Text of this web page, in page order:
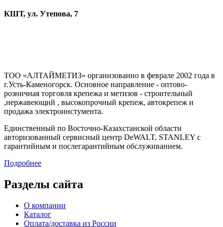
КШТ, ул. Утепова, 7
ТОО «АЛТАЙМЕТИЗ» организованно в феврале 2002 года в
г.Усть-Каменогорск. Основное направление - оптово-
розничная торговля крепежа и метизов - строительный
,нержавеющий , высокопрочный крепеж, автокрепеж и
продажа электроинстумента.
Единственный по Восточно-Казахстанской области
авторизованный сервисный центр DeWALT, STANLEY с
гарантийным и послегарантийным обслуживанием.
Подробнее
Разделы сайта
О компании
Каталог
Оплата/доставка из России